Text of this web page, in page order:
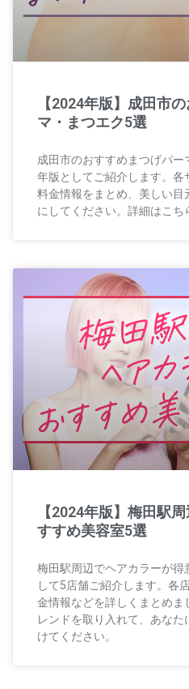
【2024年版】成田市
マ・まつエク5選
成田市のおすすめまつげパ
年版としてご紹介します。各
料金情報をまとめ、美しい
にしてください。詳細はこち
【2024年版】梅田駅
すすめ美容室5選
梅田駅周辺でヘアカラーが得
して5店舗ご紹介します。各
金情報などを詳しくまとめま
レンドを取り入れて、あな
けてください。